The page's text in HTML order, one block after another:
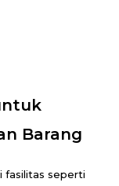
Barang
fasilitas seperti